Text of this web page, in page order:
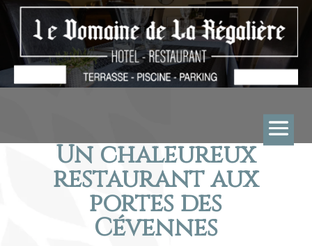
Un chaleureux
restaurant aux
portes des
Cévennes